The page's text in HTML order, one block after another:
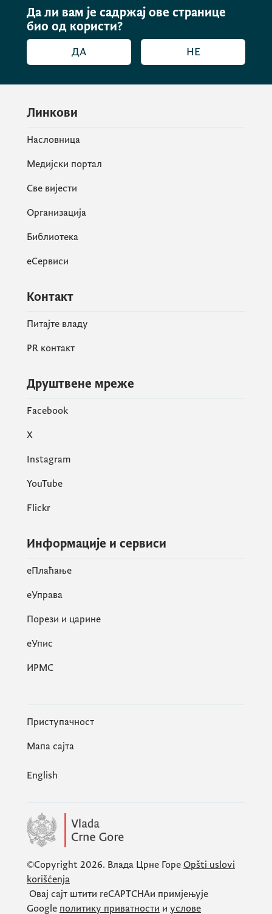
Да ли вам је садржај ове странице
био од користи?
ДА НЕ
Линкови
Насловница
Медијски портал
Све вијести
Организација
Библиотека
еСервиси
Контакт
Питајте владу
PR контакт
Друштвене мреже
Facebook
X
Instagram
YouTube
Flickr
Информације и сервиси
eПлаћање
еУправа
Порези и царине
eУпис
ИРМС
Приступачност
Мапа сајта
English
©Copyright 2026. Влада Црне Горе Opšti uslovi
korišćenja
Овај сајт штити reCAPTCHAи примјењује
Google политику приватности и услове